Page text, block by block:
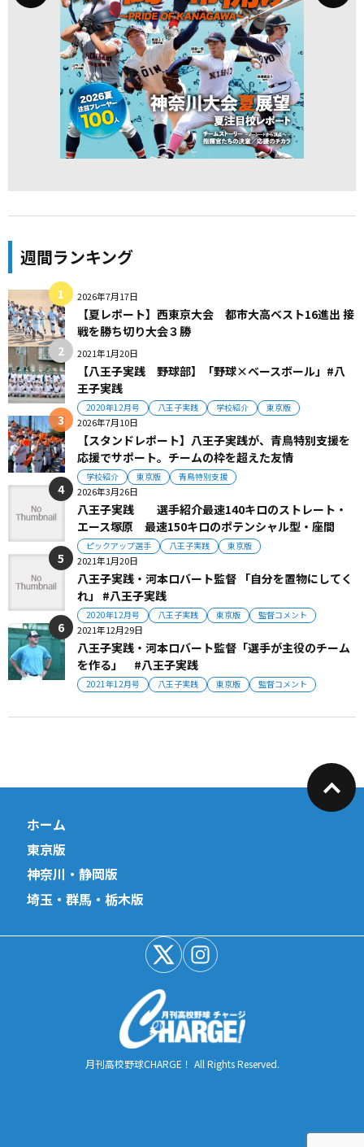
週間ランキング
2026年7月17日
【夏レポート】西東京大会 都市大高ベスト16進出 接
戦を勝ち切り大会３勝
2021年1月20日
【八王子実践 野球部】「野球×ベースボール」#八
王子実践
2020年12月号 八王子実践 学校紹介 東京版
2026年7月10日
【スタンドレポート】八王子実践が、青鳥特別支援を
応援でサポート。チームの枠を超えた友情
学校紹介 東京版 青鳥特別支援
2026年3月26日
八王子実践 選手紹介最速140キロのストレート・
エース塚原 最速150キロのポテンシャル型・座間
ピックアップ選手 八王子実践 東京版
2021年1月20日
八王子実践・河本ロバート監督 「自分を置物にしてく
れ」 #八王子実践
2020年12月号 八王子実践 東京版 監督コメント
2021年12月29日
八王子実践・河本ロバート監督「選手が主役のチーム
を作る」 #八王子実践
2021年12月号 八王子実践 東京版 監督コメント
ホーム
東京版
神奈川・静岡版
埼玉・群馬・栃木版
月刊高校野球CHARGE！ All Rights Reserved.